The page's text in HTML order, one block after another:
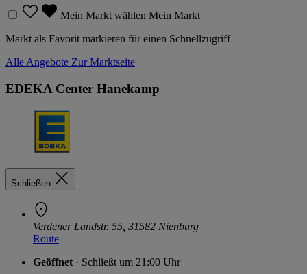
Mein Markt wählen Mein Markt
Markt als Favorit markieren für einen Schnellzugriff
Alle Angebote Zur Marktseite
EDEKA Center Hanekamp
Schließen
Verdener Landstr. 55, 31582 Nienburg
Route
Geöffnet · Schließt um 21:00 Uhr